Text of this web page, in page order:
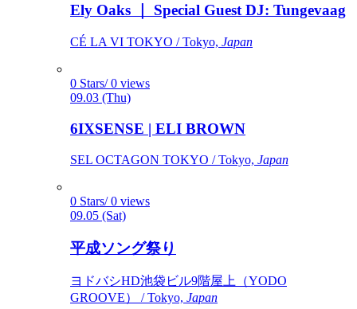
Ely Oaks ｜ Special Guest DJ: Tungevaag
CÉ LA VI TOKYO / Tokyo, Japan
0 Stars/ 0 views
09.03 (Thu)
6IXSENSE | ELI BROWN
SEL OCTAGON TOKYO / Tokyo, Japan
0 Stars/ 0 views
09.05 (Sat)
平成ソング祭り
ヨドバシHD池袋ビル9階屋上（YODO
GROOVE） / Tokyo, Japan